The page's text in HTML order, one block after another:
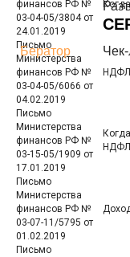
Бератор
финансов РФ №
03-04-05/3804 от
24.01.2019
Письмо
Министерства
финансов РФ №
03-04-05/6066 от
04.02.2019
НДФЛ
Письмо
Министерства
финансов РФ №
03-15-05/1909 от
17.01.2019
НДФЛ
Письмо
Министерства
финансов РФ №
03-07-11/5795 от
01.02.2019
Письмо